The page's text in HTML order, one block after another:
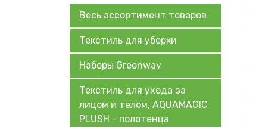
Весь ассортимент товаров
Текстиль для уборки
Наборы Greenway
Текстиль для ухода за
лицом и телом, AQUAMAGIC
PLUSH - полотенца